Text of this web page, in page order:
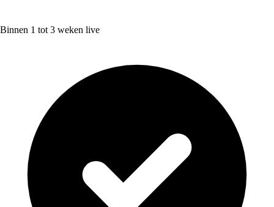
Binnen 1 tot 3 weken live